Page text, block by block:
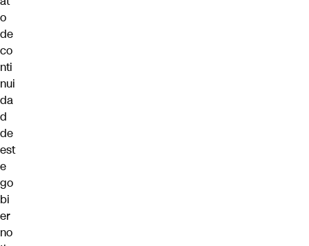
o
de
co
nti
nui
da
d
de
est
e
go
bi
er
no